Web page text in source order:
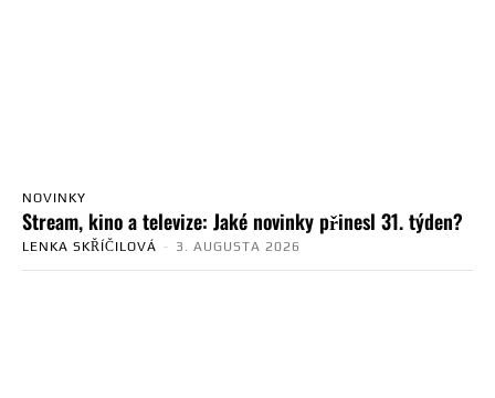
NOVINKY
Stream, kino a televize: Jaké novinky přinesl 31. týden?
LENKA SKŘÍČILOVÁ - 3. AUGUSTA 2026